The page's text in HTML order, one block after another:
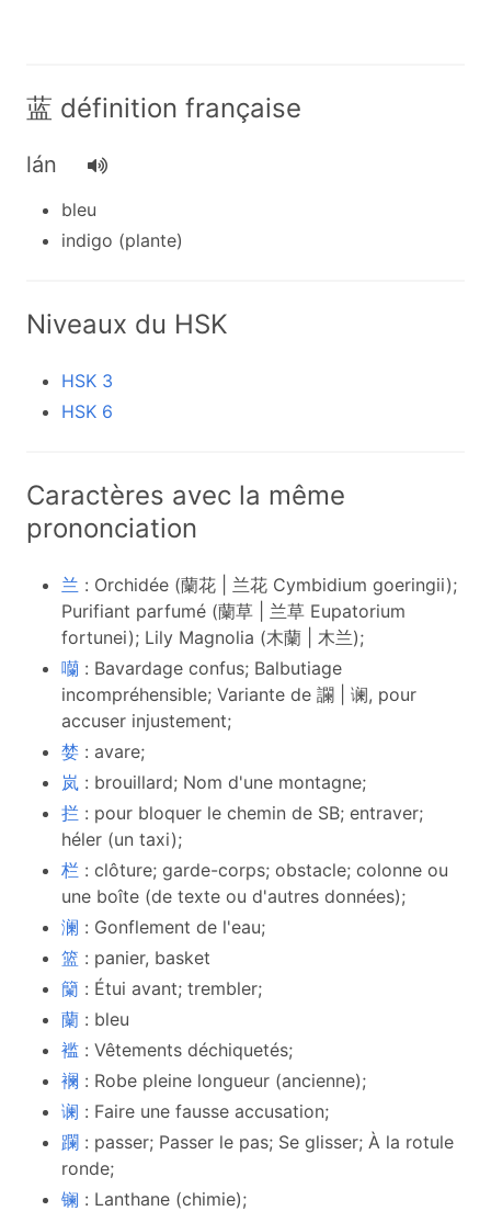
蓝 définition française
lán
bleu
indigo (plante)
Niveaux du HSK
HSK 3
HSK 6
Caractères avec la même
prononciation
兰 : Orchidée (蘭花 | 兰花 Cymbidium goeringii);
Purifiant parfumé (蘭草 | 兰草 Eupatorium
fortunei); Lily Magnolia (木蘭 | 木兰);
囒 : Bavardage confus; Balbutiage
incompréhensible; Variante de 讕 | 谰, pour
accuser injustement;
婪 : avare;
岚 : brouillard; Nom d'une montagne;
拦 : pour bloquer le chemin de SB; entraver;
héler (un taxi);
栏 : clôture; garde-corps; obstacle; colonne ou
une boîte (de texte ou d'autres données);
澜 : Gonflement de l'eau;
篮 : panier, basket
籣 : Étui avant; trembler;
蘭 : bleu
褴 : Vêtements déchiquetés;
襕 : Robe pleine longueur (ancienne);
谰 : Faire une fausse accusation;
躝 : passer; Passer le pas; Se glisser; À la rotule
ronde;
镧 : Lanthane (chimie);